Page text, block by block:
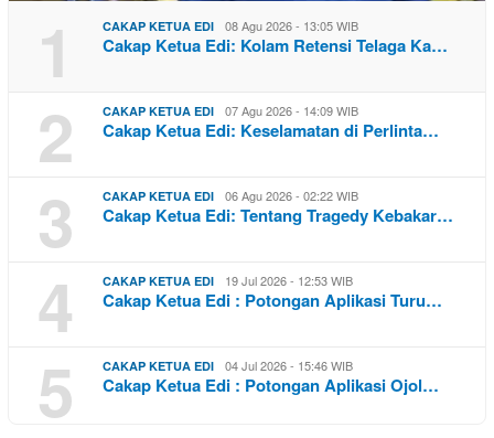
1 CAKAP KETUA EDI 08 Agu 2026 - 13:05 WIB
Cakap Ketua Edi: Kolam Retensi Telaga Ka…
2 CAKAP KETUA EDI 07 Agu 2026 - 14:09 WIB
Cakap Ketua Edi: Keselamatan di Perlinta…
3 CAKAP KETUA EDI 06 Agu 2026 - 02:22 WIB
Cakap Ketua Edi: Tentang Tragedy Kebakar…
4 CAKAP KETUA EDI 19 Jul 2026 - 12:53 WIB
Cakap Ketua Edi : Potongan Aplikasi Turu…
5 CAKAP KETUA EDI 04 Jul 2026 - 15:46 WIB
Cakap Ketua Edi : Potongan Aplikasi Ojol…